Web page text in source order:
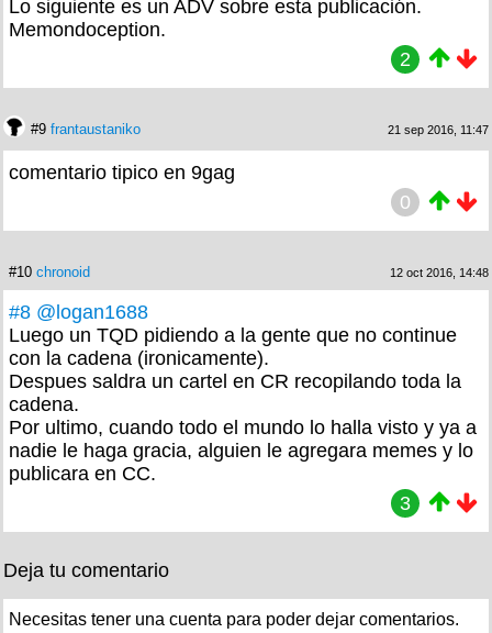
Lo siguiente es un ADV sobre esta publicación.
Memondoception.
2
#9 frantaustaniko 21 sep 2016, 11:47
comentario tipico en 9gag
0
#10 chronoid 12 oct 2016, 14:48
#8 @logan1688
Luego un TQD pidiendo a la gente que no continue
con la cadena (ironicamente).
Despues saldra un cartel en CR recopilando toda la
cadena.
Por ultimo, cuando todo el mundo lo halla visto y ya a
nadie le haga gracia, alguien le agregara memes y lo
publicara en CC.
3
Deja tu comentario
Necesitas tener una cuenta para poder dejar comentarios.